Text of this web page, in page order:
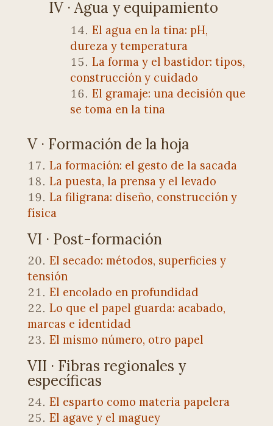
IV · Agua y equipamiento
El agua en la tina: pH,
dureza y temperatura
La forma y el bastidor: tipos,
construcción y cuidado
El gramaje: una decisión que
se toma en la tina
V · Formación de la hoja
La formación: el gesto de la sacada
La puesta, la prensa y el levado
La filigrana: diseño, construcción y
física
VI · Post-formación
El secado: métodos, superficies y
tensión
El encolado en profundidad
Lo que el papel guarda: acabado,
marcas e identidad
El mismo número, otro papel
VII · Fibras regionales y
específicas
El esparto como materia papelera
El agave y el maguey